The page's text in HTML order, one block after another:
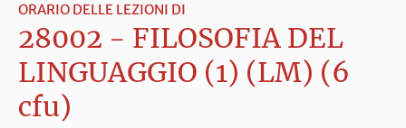
ORARIO DELLE LEZIONI DI
28002 - FILOSOFIA DEL
LINGUAGGIO (1) (LM) (6
cfu)